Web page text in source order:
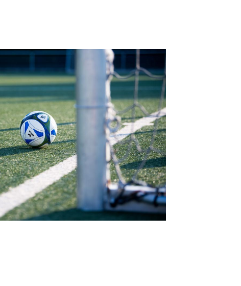
Zum Öhr 6
04621 32690
geschaeftsstelle@tsv-
friedrichsberg.de